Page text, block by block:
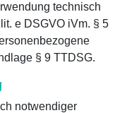
technisch
e DSGVO iVm. § 5
§ 9 TTDSG.
notwendiger